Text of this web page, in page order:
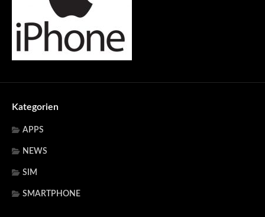
Kategorien
APPS
NEWS
SIM
SMARTPHONE